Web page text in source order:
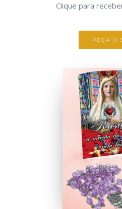
Clique para
PEÇA O